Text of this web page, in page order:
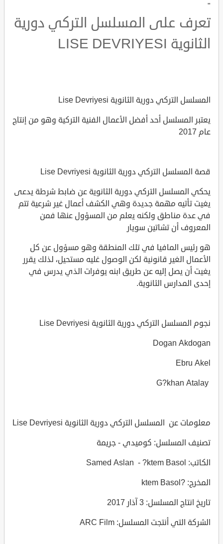
"
تعرف على المسلسل التركي دورية
الثانوية LISE DEVRIYESI
المسلسل التركي دورية الثانوية Lise Devriyesi
يعتبر المسلسل أحد أفضل الأعمال الفنية التركية وهو من إنتاج
عام 2017
قصة المسلسل التركي دورية الثانوية Lise Devriyesi
يحكي المسلسل التركي دورية الثانوية عن ضابط شرطة يدعى
يغيت تأتيه مهمة جديدة وهي الكشف أعمال غير شرعية تتم
في عدة مناطق ولكنه يعلم من المسؤول عنها فمن
المعروف أن تشاتين سويار
هو رئيس المافيا في تلك المنطقة وهو مسؤول عن كل
الأعمال الغير قانونية لكن الوصول غليه مستحيل، لذلك يقرر
يغيت أن يصل إليه عن طريق ابنه يوفرات الذي يدرس في
إحدى المدارس الثانوية.
نجوم المسلسل التركي دورية الثانوية Lise Devriyesi
Dogan Akdogan
Ebru Akel
معلومات عن المسلسل التركي دورية الثانوية Lise Devriyesi
تصنيف المسلسل: كوميدي - جريمة
الكاتب: Samed Aslan - ?ktem Basol
المخرج: ?ktem Basol
تاريخ انتاج المسلسل: 3 آذار 2017
الشركة التي أنتجت المسلسل: ARC Film